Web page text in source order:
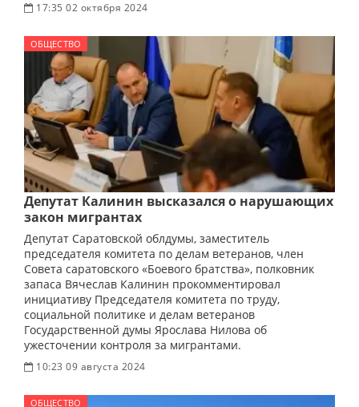
17:35 02 октября 2024
ОБЩЕСТВО
Депутат Калинин высказался о нарушающих
закон мигрантах
Депутат Саратовской облдумы, заместитель
председателя комитета по делам ветеранов, член
Совета саратовского «Боевого братства», полковник
запаса Вячеслав Калинин прокомментировал
инициативу Председателя комитета по труду,
социальной политике и делам ветеранов
Государственной думы Ярослава Нилова об
ужесточении контроля за мигрантами.
10:23 09 августа 2024
ОБЩЕСТВО